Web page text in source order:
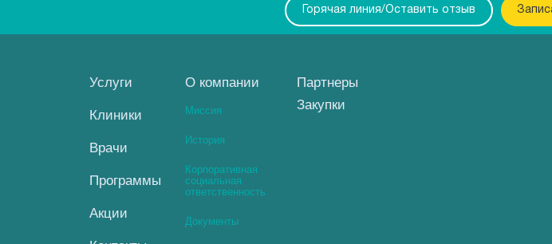
Горячая линия/Оставить отзыв
Услуги
Клиники
Врачи
Программы
Акции
О компании
Миссия
История
Корпоративная
социальная
ответственность
Документы
Партнеры
Закупки